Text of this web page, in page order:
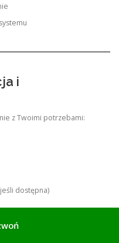
i
z Twoimi potrzebami:
dostępna)